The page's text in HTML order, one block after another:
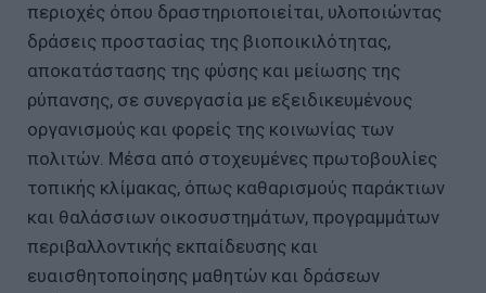
περιοχές όπου δραστηριοποιείται, υλοποιώντας
δράσεις προστασίας της βιοποικιλότητας,
αποκατάστασης της φύσης και μείωσης της
ρύπανσης, σε συνεργασία με εξειδικευμένους
οργανισμούς και φορείς της κοινωνίας των
πολιτών. Μέσα από στοχευμένες πρωτοβουλίες
τοπικής κλίμακας, όπως καθαρισμούς παράκτιων
και θαλάσσιων οικοσυστημάτων, προγραμμάτων
περιβαλλοντικής εκπαίδευσης και
ευαισθητοποίησης μαθητών και δράσεων